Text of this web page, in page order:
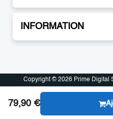
79,90 €
INFORMATION
Copyright © 2026 Prime Digital
Copyright © 2026 Prime Digital